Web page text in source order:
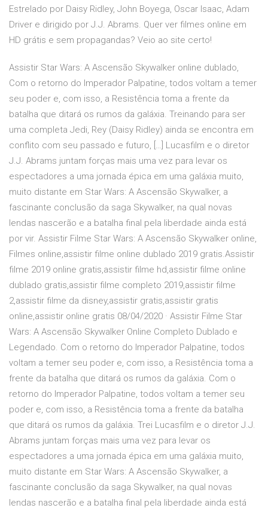
Estrelado por Daisy Ridley, John Boyega, Oscar Isaac, Adam
Driver e dirigido por J.J. Abrams. Quer ver filmes online em
HD grátis e sem propagandas? Veio ao site certo!
Assistir Star Wars: A Ascensão Skywalker online dublado,
Com o retorno do Imperador Palpatine, todos voltam a temer
seu poder e, com isso, a Resistência toma a frente da
batalha que ditará os rumos da galáxia. Treinando para ser
uma completa Jedi, Rey (Daisy Ridley) ainda se encontra em
conflito com seu passado e futuro, […] Lucasfilm e o diretor
J.J. Abrams juntam forças mais uma vez para levar os
espectadores a uma jornada épica em uma galáxia muito,
muito distante em Star Wars: A Ascensão Skywalker, a
fascinante conclusão da saga Skywalker, na qual novas
lendas nascerão e a batalha final pela liberdade ainda está
por vir. Assistir Filme Star Wars: A Ascensão Skywalker online,
Filmes online,assistir filme online dublado 2019 gratis.Assistir
filme 2019 online gratis,assistir filme hd,assistir filme online
dublado gratis,assistir filme completo 2019,assistir filme
2,assistir filme da disney,assistir gratis,assistir gratis
online,assistir online gratis 08/04/2020 · Assistir Filme Star
Wars: A Ascensão Skywalker Online Completo Dublado e
Legendado. Com o retorno do Imperador Palpatine, todos
voltam a temer seu poder e, com isso, a Resistência toma a
frente da batalha que ditará os rumos da galáxia. Com o
retorno do Imperador Palpatine, todos voltam a temer seu
poder e, com isso, a Resistência toma a frente da batalha
que ditará os rumos da galáxia. Trei Lucasfilm e o diretor J.J.
Abrams juntam forças mais uma vez para levar os
espectadores a uma jornada épica em uma galáxia muito,
muito distante em Star Wars: A Ascensão Skywalker, a
fascinante conclusão da saga Skywalker, na qual novas
lendas nascerão e a batalha final pela liberdade ainda está